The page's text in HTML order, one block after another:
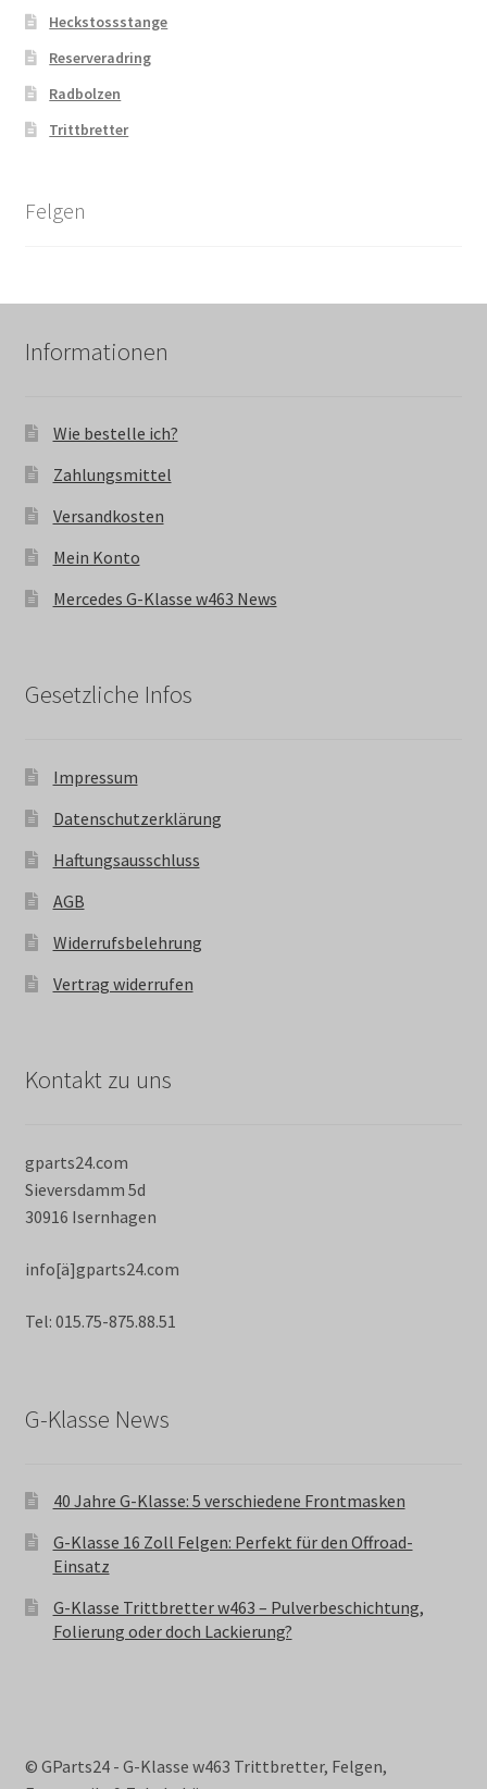
Heckstossstange
Reserveradring
Radbolzen
Trittbretter
Felgen
Informationen
Wie bestelle ich?
Zahlungsmittel
Versandkosten
Mein Konto
Mercedes G-Klasse w463 News
Gesetzliche Infos
Impressum
Datenschutzerklärung
Haftungsausschluss
AGB
Widerrufsbelehrung
Vertrag widerrufen
Kontakt zu uns
gparts24.com
Sieversdamm 5d
30916 Isernhagen
info[ä]gparts24.com
Tel: 015.75-875.88.51
G-Klasse News
40 Jahre G-Klasse: 5 verschiedene Frontmasken
G-Klasse 16 Zoll Felgen: Perfekt für den Offroad-
Einsatz
G-Klasse Trittbretter w463 – Pulverbeschichtung,
Folierung oder doch Lackierung?
© GParts24 - G-Klasse w463 Trittbretter, Felgen,